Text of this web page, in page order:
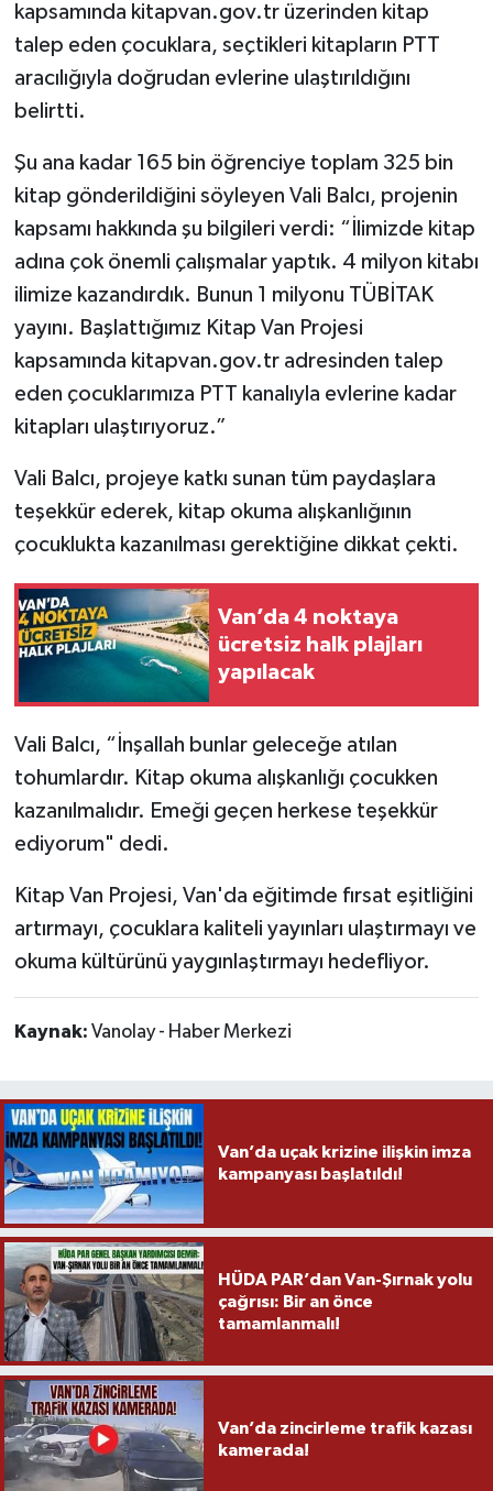
kapsamında kitapvan.gov.tr üzerinden kitap
talep eden çocuklara, seçtikleri kitapların PTT
aracılığıyla doğrudan evlerine ulaştırıldığını
belirtti.
Şu ana kadar 165 bin öğrenciye toplam 325 bin
kitap gönderildiğini söyleyen Vali Balcı, projenin
kapsamı hakkında şu bilgileri verdi: “İlimizde kitap
adına çok önemli çalışmalar yaptık. 4 milyon kitabı
ilimize kazandırdık. Bunun 1 milyonu TÜBİTAK
yayını. Başlattığımız Kitap Van Projesi
kapsamında kitapvan.gov.tr adresinden talep
eden çocuklarımıza PTT kanalıyla evlerine kadar
kitapları ulaştırıyoruz.”
Vali Balcı, projeye katkı sunan tüm paydaşlara
teşekkür ederek, kitap okuma alışkanlığının
çocuklukta kazanılması gerektiğine dikkat çekti.
Van’da 4 noktaya
ücretsiz halk plajları
yapılacak
Vali Balcı, “İnşallah bunlar geleceğe atılan
tohumlardır. Kitap okuma alışkanlığı çocukken
kazanılmalıdır. Emeği geçen herkese teşekkür
ediyorum" dedi.
Kitap Van Projesi, Van'da eğitimde fırsat eşitliğini
artırmayı, çocuklara kaliteli yayınları ulaştırmayı ve
okuma kültürünü yaygınlaştırmayı hedefliyor.
Kaynak: Vanolay - Haber Merkezi
Van’da uçak krizine ilişkin imza
kampanyası başlatıldı!
HÜDA PAR’dan Van-Şırnak yolu
çağrısı: Bir an önce
tamamlanmalı!
Van’da zincirleme trafik kazası
kamerada!